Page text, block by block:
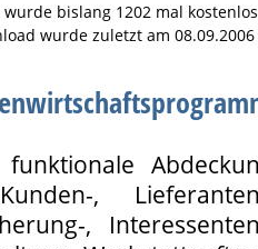
bislang 1202 mal kostenlos
wurde zuletzt am 08.09.2006
,
,